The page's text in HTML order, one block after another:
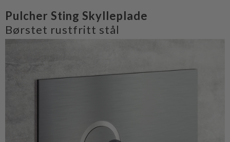
Pulcher Sting Skylleplade
Børstet rustfritt stål